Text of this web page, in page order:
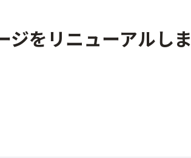
ジをリニューアルしま